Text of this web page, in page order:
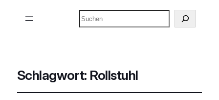
Suchen
Schlagwort: Rollstuhl